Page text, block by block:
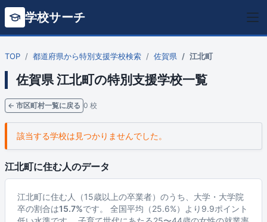
学校サーチ
TOP 都道府県から特別支援学校検索 佐賀県 江北町
佐賀県 江北町の特別支援学校一覧
← 市区町村一覧に戻る 0 校
該当する学校は見つかりませんでした。
江北町に住む人のデータ
江北町に住む人（15歳以上の卒業者）のうち、大学・大学院
卒の割合は15.7%です。 全国平均（25.6%）より9.9ポイント